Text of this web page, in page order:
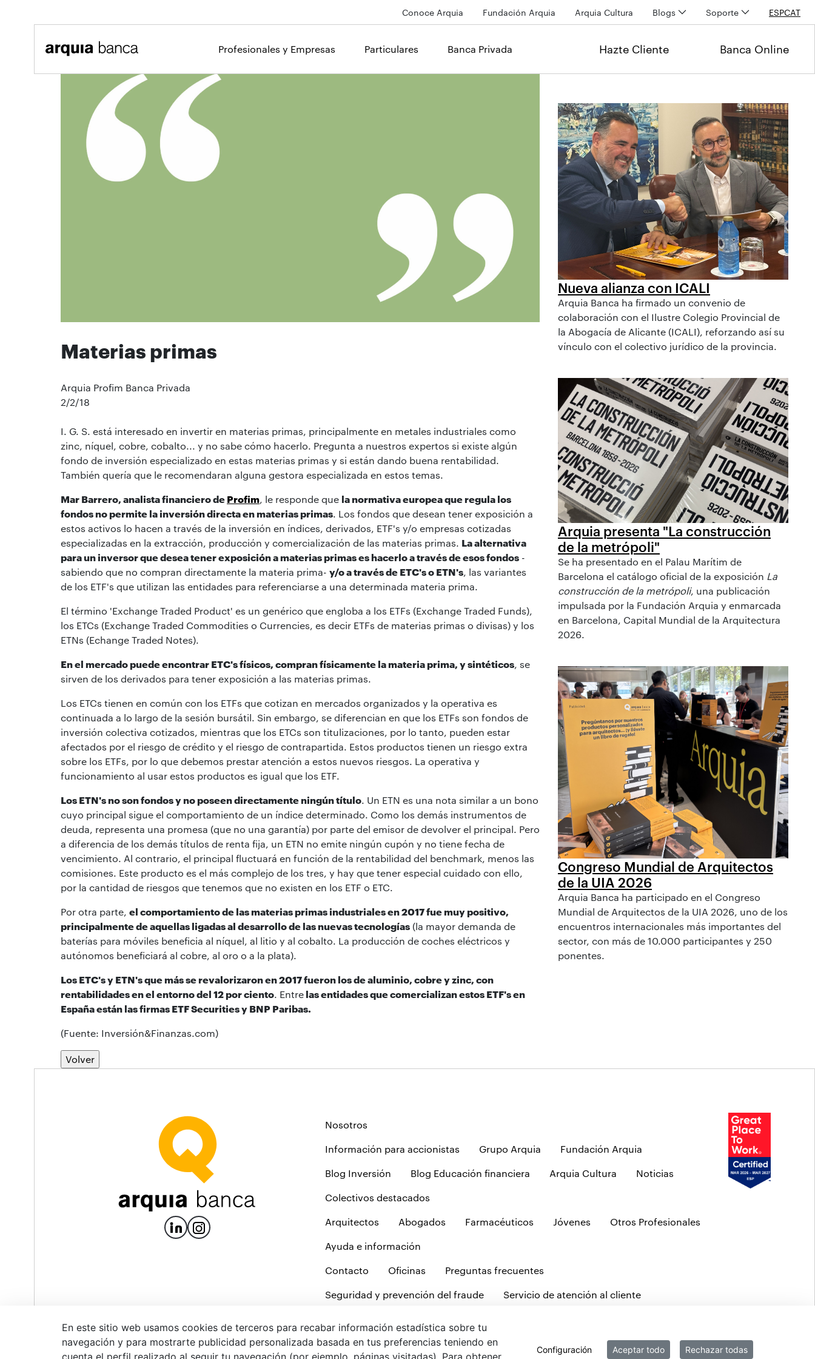
Conoce Arquia Fundación Arquia Arquia Cultura Blogs Soporte ESPCAT
Profesionales y Empresas Particulares Banca Privada Hazte Cliente Banca Online
Materias primas
Arquia Profim Banca Privada
2/2/18
I. G. S. está interesado en invertir en materias primas, principalmente en metales industriales como
zinc, níquel, cobre, cobalto... y no sabe cómo hacerlo. Pregunta a nuestros expertos si existe algún
fondo de inversión especializado en estas materias primas y si están dando buena rentabilidad.
También quería que le recomendaran alguna gestora especializada en estos temas.
Mar Barrero, analista financiero de Profim, le responde que la normativa europea que regula los
fondos no permite la inversión directa en materias primas. Los fondos que desean tener exposición a
estos activos lo hacen a través de la inversión en índices, derivados, ETF's y/o empresas cotizadas
especializadas en la extracción, producción y comercialización de las materias primas. La alternativa
para un inversor que desea tener exposición a materias primas es hacerlo a través de esos fondos -
sabiendo que no compran directamente la materia prima- y/o a través de ETC's o ETN's, las variantes
de los ETF's que utilizan las entidades para referenciarse a una determinada materia prima.
El término 'Exchange Traded Product' es un genérico que engloba a los ETFs (Exchange Traded Funds),
los ETCs (Exchange Traded Commodities o Currencies, es decir ETFs de materias primas o divisas) y los
ETNs (Echange Traded Notes).
En el mercado puede encontrar ETC's físicos, compran físicamente la materia prima, y sintéticos, se
sirven de los derivados para tener exposición a las materias primas.
Los ETCs tienen en común con los ETFs que cotizan en mercados organizados y la operativa es
continuada a lo largo de la sesión bursátil. Sin embargo, se diferencian en que los ETFs son fondos de
inversión colectiva cotizados, mientras que los ETCs son titulizaciones, por lo tanto, pueden estar
afectados por el riesgo de crédito y el riesgo de contrapartida. Estos productos tienen un riesgo extra
sobre los ETFs, por lo que debemos prestar atención a estos nuevos riesgos. La operativa y
funcionamiento al usar estos productos es igual que los ETF.
Los ETN's no son fondos y no poseen directamente ningún título. Un ETN es una nota similar a un bono
cuyo principal sigue el comportamiento de un índice determinado. Como los demás instrumentos de
deuda, representa una promesa (que no una garantía) por parte del emisor de devolver el principal. Pero
a diferencia de los demás títulos de renta fija, un ETN no emite ningún cupón y no tiene fecha de
vencimiento. Al contrario, el principal fluctuará en función de la rentabilidad del benchmark, menos las
comisiones. Este producto es el más complejo de los tres, y hay que tener especial cuidado con ello,
por la cantidad de riesgos que tenemos que no existen en los ETF o ETC.
Por otra parte, el comportamiento de las materias primas industriales en 2017 fue muy positivo,
principalmente de aquellas ligadas al desarrollo de las nuevas tecnologías (la mayor demanda de
baterías para móviles beneficia al níquel, al litio y al cobalto. La producción de coches eléctricos y
autónomos beneficiará al cobre, al oro o a la plata).
Los ETC's y ETN's que más se revalorizaron en 2017 fueron los de aluminio, cobre y zinc, con
rentabilidades en el entorno del 12 por ciento. Entre las entidades que comercializan estos ETF's en
España están las firmas ETF Securities y BNP Paribas.
(Fuente: Inversión&Finanzas.com)
Volver
Nueva alianza con ICALI
Arquia Banca ha firmado un convenio de
colaboración con el Ilustre Colegio Provincial de
la Abogacía de Alicante (ICALI), reforzando así su
vínculo con el colectivo jurídico de la provincia.
Arquia presenta "La construcción
de la metrópoli"
Se ha presentado en el Palau Marítim de
Barcelona el catálogo oficial de la exposición La
construcción de la metrópoli, una publicación
impulsada por la Fundación Arquia y enmarcada
en Barcelona, Capital Mundial de la Arquitectura
2026.
Congreso Mundial de Arquitectos
de la UIA 2026
Arquia Banca ha participado en el Congreso
Mundial de Arquitectos de la UIA 2026, uno de los
encuentros internacionales más importantes del
sector, con más de 10.000 participantes y 250
ponentes.
Nosotros
Información para accionistas Grupo Arquia Fundación Arquia
Blog Inversión Blog Educación financiera Arquia Cultura Noticias
Colectivos destacados
Arquitectos Abogados Farmacéuticos Jóvenes Otros Profesionales
Ayuda e información
Contacto Oficinas Preguntas frecuentes
Seguridad y prevención del fraude Servicio de atención al cliente
© 2026 Arquia Bank, S.A.
Aviso legal Política de cookies Protección de datos Política de privacidad web Políticas ASG PSD2
En este sitio web usamos cookies de terceros para recabar información estadística sobre tu
navegación y para mostrarte publicidad personalizada basada en tus preferencias teniendo en
cuenta el perfil realizado al seguir tu navegación (por ejemplo, páginas visitadas). Para obtener
Configuración Aceptar todo Rechazar todas